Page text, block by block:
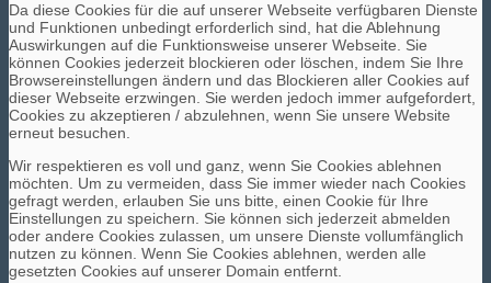
Da diese Cookies für die auf unserer Webseite verfügbaren Dienste
und Funktionen unbedingt erforderlich sind, hat die Ablehnung
Auswirkungen auf die Funktionsweise unserer Webseite. Sie
können Cookies jederzeit blockieren oder löschen, indem Sie Ihre
Browsereinstellungen ändern und das Blockieren aller Cookies auf
dieser Webseite erzwingen. Sie werden jedoch immer aufgefordert,
Cookies zu akzeptieren / abzulehnen, wenn Sie unsere Website
erneut besuchen.
Wir respektieren es voll und ganz, wenn Sie Cookies ablehnen
möchten. Um zu vermeiden, dass Sie immer wieder nach Cookies
gefragt werden, erlauben Sie uns bitte, einen Cookie für Ihre
Einstellungen zu speichern. Sie können sich jederzeit abmelden
oder andere Cookies zulassen, um unsere Dienste vollumfänglich
nutzen zu können. Wenn Sie Cookies ablehnen, werden alle
gesetzten Cookies auf unserer Domain entfernt.